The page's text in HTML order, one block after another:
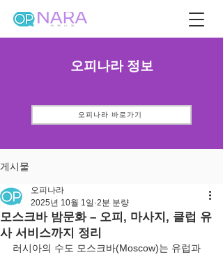
오피나라 정보
오피나라 바로가기
게시물
모스크바 밤문화 – 오피, 마사지, 클럽 유
사 서비스까지 정리
오피나라
2025년 10월 1일 2분 분량
러시아의 수도 모스크바(Moscow)는 유럽과